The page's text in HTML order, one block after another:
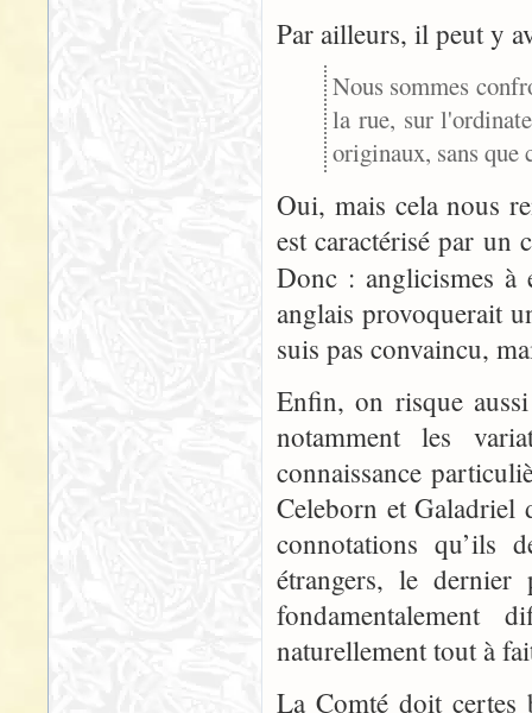
Par ailleurs, il peut y
Nous sommes
la rue, sur
originaux, sans que
Oui, mais cela nous
est caractérisé par un
Donc : anglicismes
anglais provoquerait
suis pas convaincu,
Enfin, on risque
notamment les
connaissance
Celeborn et Galadriel
connotations qu’ils
étrangers, le
fondamentalement
naturellement tout à
La Comté doit certes